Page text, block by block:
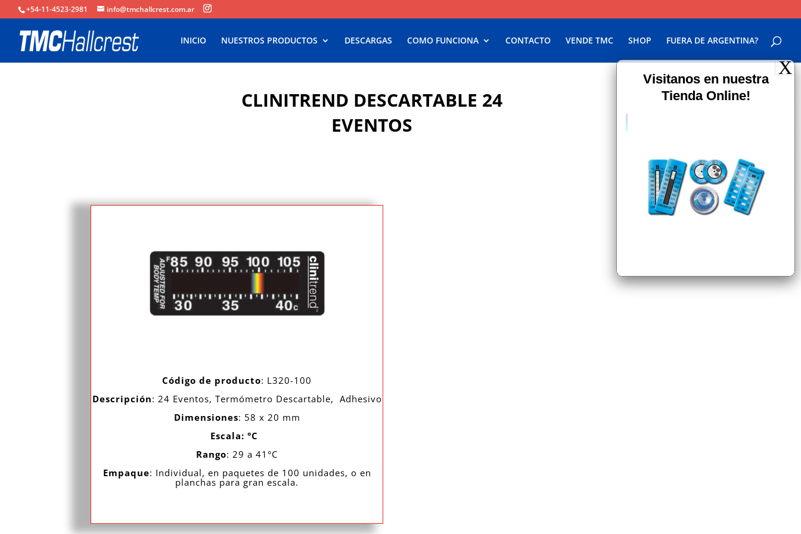
+54-11-4523-2981 info@tmchallcrest.com.ar
INICIO NUESTROS PRODUCTOS DESCARGAS COMO FUNCIONA CONTACTO VENDE TMC SHOP FUERA DE ARGENTINA?
CLINITREND DESCARTABLE 24
EVENTOS
Código de producto: L320-100
Descripción: 24 Eventos, Termómetro Descartable, Adhesivo
Dimensiones: 58 x 20 mm
Escala: °C
Rango: 29 a 41°C
Empaque: Individual, en paquetes de 100 unidades, o en
planchas para gran escala.